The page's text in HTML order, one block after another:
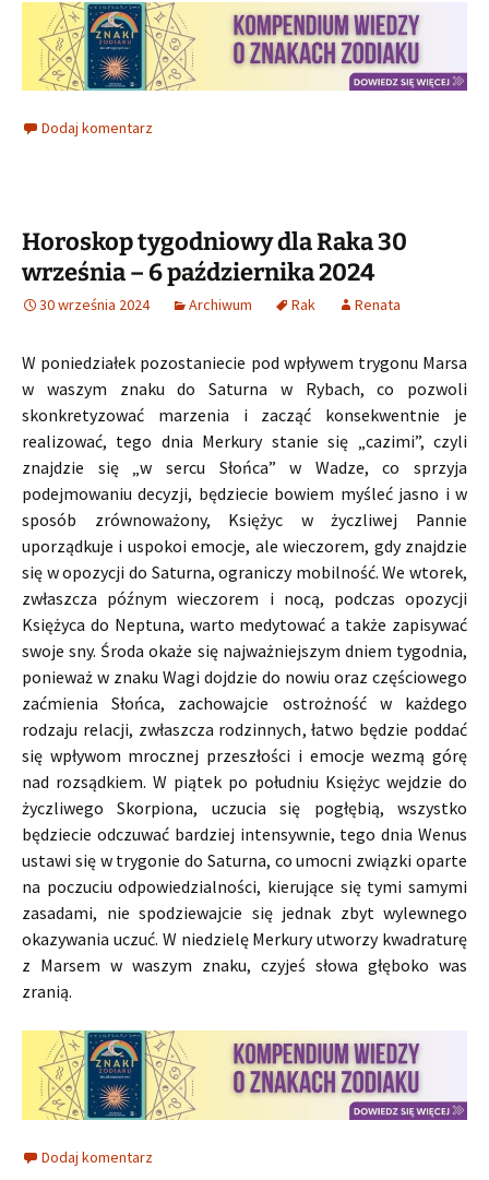
Dodaj komentarz
Horoskop tygodniowy dla Raka 30
września – 6 października 2024
30 września 2024 Archiwum Rak Renata
W poniedziałek pozostaniecie pod wpływem trygonu Marsa
w waszym znaku do Saturna w Rybach, co pozwoli
skonkretyzować marzenia i zacząć konsekwentnie je
realizować, tego dnia Merkury stanie się „cazimi”, czyli
znajdzie się „w sercu Słońca” w Wadze, co sprzyja
podejmowaniu decyzji, będziecie bowiem myśleć jasno i w
sposób zrównoważony, Księżyc w życzliwej Pannie
uporządkuje i uspokoi emocje, ale wieczorem, gdy znajdzie
się w opozycji do Saturna, ograniczy mobilność. We wtorek,
zwłaszcza późnym wieczorem i nocą, podczas opozycji
Księżyca do Neptuna, warto medytować a także zapisywać
swoje sny. Środa okaże się najważniejszym dniem tygodnia,
ponieważ w znaku Wagi dojdzie do nowiu oraz częściowego
zaćmienia Słońca, zachowajcie ostrożność w każdego
rodzaju relacji, zwłaszcza rodzinnych, łatwo będzie poddać
się wpływom mrocznej przeszłości i emocje wezmą górę
nad rozsądkiem. W piątek po południu Księżyc wejdzie do
życzliwego Skorpiona, uczucia się pogłębią, wszystko
będziecie odczuwać bardziej intensywnie, tego dnia Wenus
ustawi się w trygonie do Saturna, co umocni związki oparte
na poczuciu odpowiedzialności, kierujące się tymi samymi
zasadami, nie spodziewajcie się jednak zbyt wylewnego
okazywania uczuć. W niedzielę Merkury utworzy kwadraturę
z Marsem w waszym znaku, czyjeś słowa głęboko was
zranią.
Dodaj komentarz